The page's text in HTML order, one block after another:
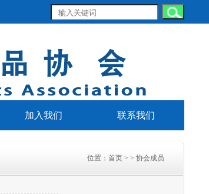
加入我们 联系我们
位置： 首页 > > 协会成员